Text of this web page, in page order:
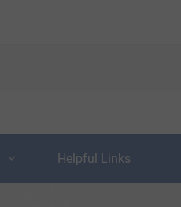
Helpful Links